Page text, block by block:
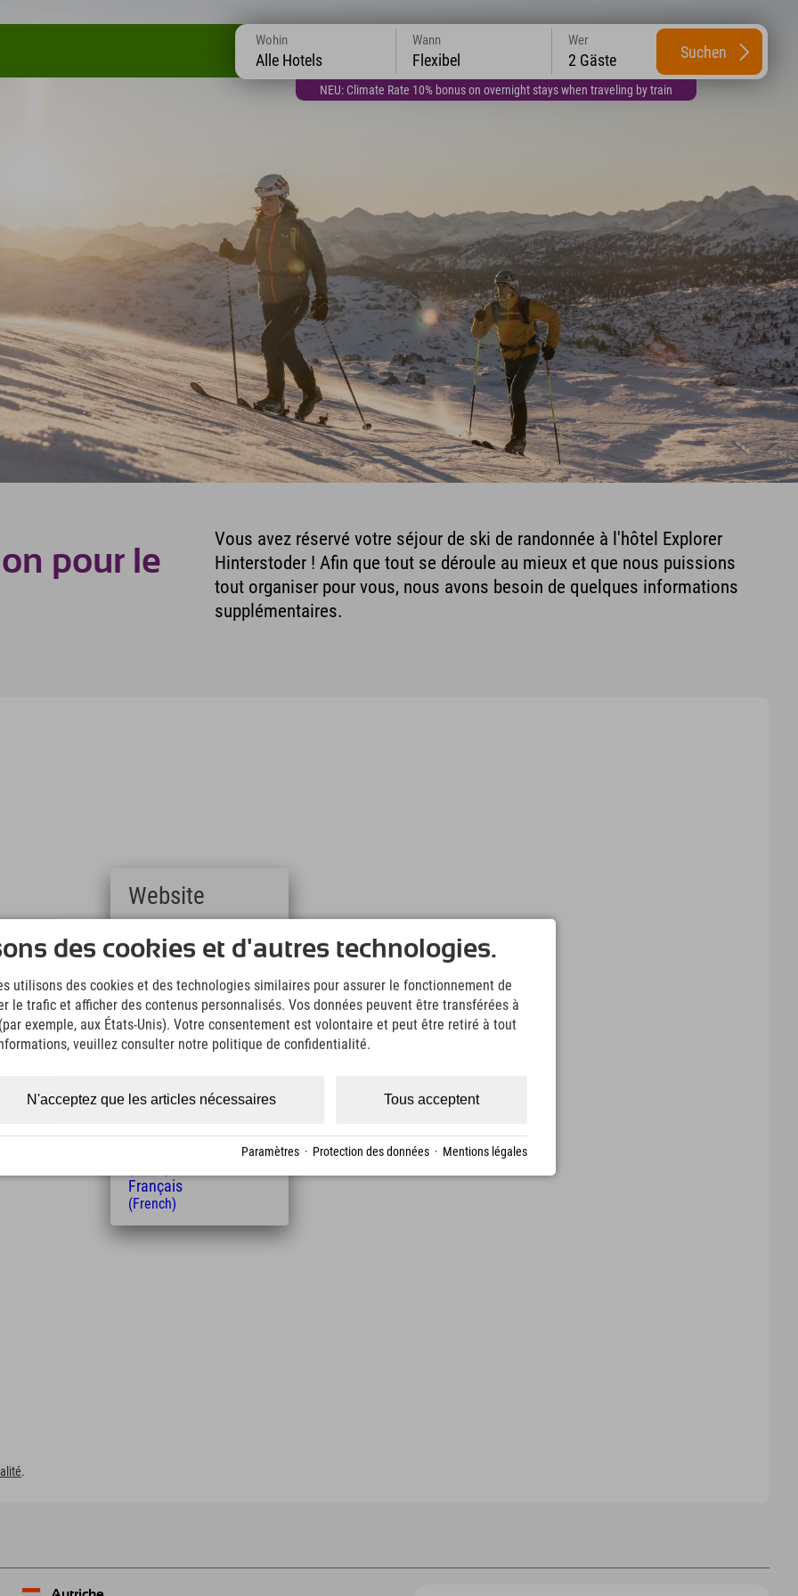
NEU: Climate Rate 10% bonus on overnight stays when traveling by train
Wohin
Alle Hotels
Wann
Flexibel
Wer
2 Gäste Suchen
pour le
Vous avez réservé votre séjour de ski de randonnée à l'hôtel Explorer
Hinterstoder ! Afin que tout se déroule au mieux et que nous puissions
tout organiser pour vous, nous avons besoin de quelques informations
supplémentaires.
.
des cookies et d'autres technologies.
utilisons des cookies et des technologies similaires pour assurer le fonctionnement de
le trafic et afficher des contenus personnalisés. Vos données peuvent être transférées à
exemple, aux États-Unis). Votre consentement est volontaire et peut être retiré à tout
veuillez consulter notre politique de confidentialité.
Tous acceptent
N'acceptez que les articles nécessaires
Paramètres · Protection des données · Mentions légales
Website
Deutsch
(German)
(English)
Italiano
(Italian)
Čeština
(Polish)
(Hungarian)
Français
(French)